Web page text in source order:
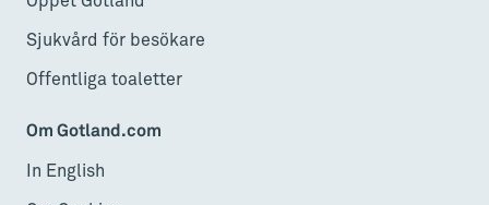
Sjukvård för besökare
Offentliga toaletter
Om Gotland.com
In English